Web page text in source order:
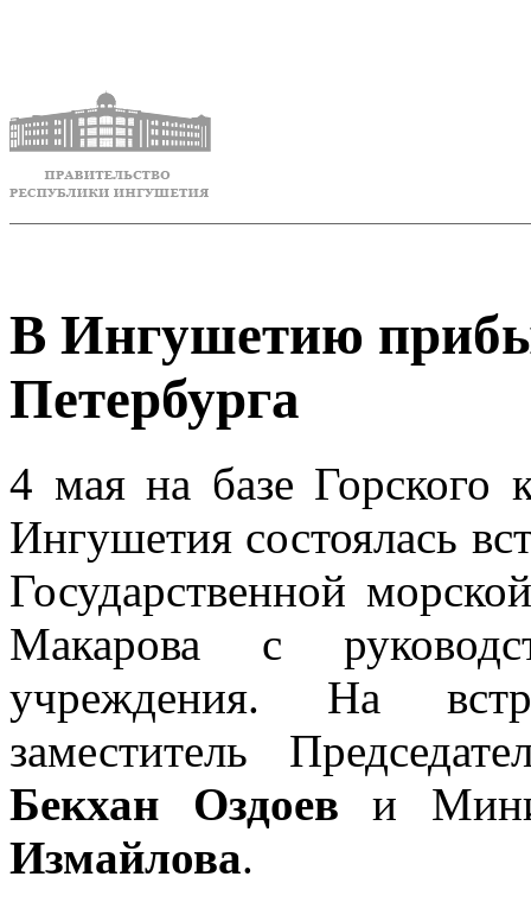
В Ингушетию
Петербурга
4 мая на базе Горского
Ингушетия состоялась
Государственной
Макарова с
учреждения. На
заместитель
Бекхан Оздоев и
Измайлова.